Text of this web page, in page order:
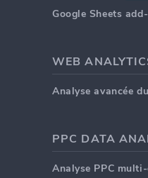
Google Sheets
WEB
Analyse avancée
PPC DATA
Analyse PPC